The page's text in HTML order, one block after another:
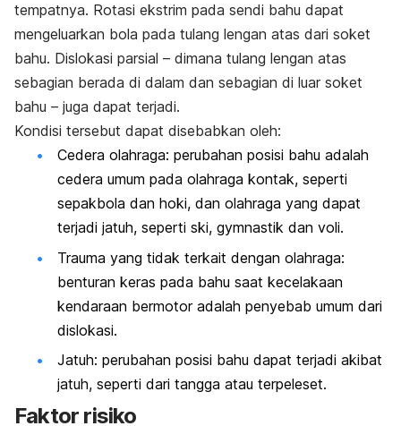
tempatnya. Rotasi ekstrim pada sendi bahu dapat
mengeluarkan bola pada tulang lengan atas dari soket
bahu. Dislokasi parsial – dimana tulang lengan atas
sebagian berada di dalam dan sebagian di luar soket
bahu – juga dapat terjadi.
Kondisi tersebut dapat disebabkan oleh:
Cedera olahraga: perubahan posisi bahu adalah
cedera umum pada olahraga kontak, seperti
sepakbola dan hoki, dan olahraga yang dapat
terjadi jatuh, seperti ski, gymnastik dan voli.
Trauma yang tidak terkait dengan olahraga:
benturan keras pada bahu saat kecelakaan
kendaraan bermotor adalah penyebab umum dari
dislokasi.
Jatuh: perubahan posisi bahu dapat terjadi akibat
jatuh, seperti dari tangga atau terpeleset.
Faktor risiko